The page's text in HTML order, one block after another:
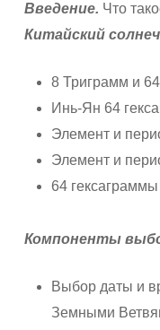
Введение. Что
Китайский
8 Триграмм и
Инь-Ян 64
Элемент и
Элемент и
64
Компоненты
Выбор даты и
Земными